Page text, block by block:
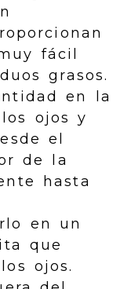
fácil
grasos.
en la
ojos y
el
de la
hasta
en un
que
ojos.